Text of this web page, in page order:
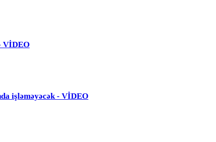
VİDEO
işləməyəcək - VİDEO